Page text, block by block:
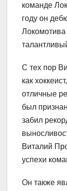
команде
году он
Локомотива
С тех пор
как
отличные
был
забил
Виталий
успехи
Он также